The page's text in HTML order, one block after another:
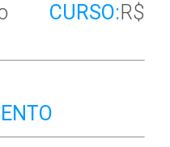
no CURSO:R$